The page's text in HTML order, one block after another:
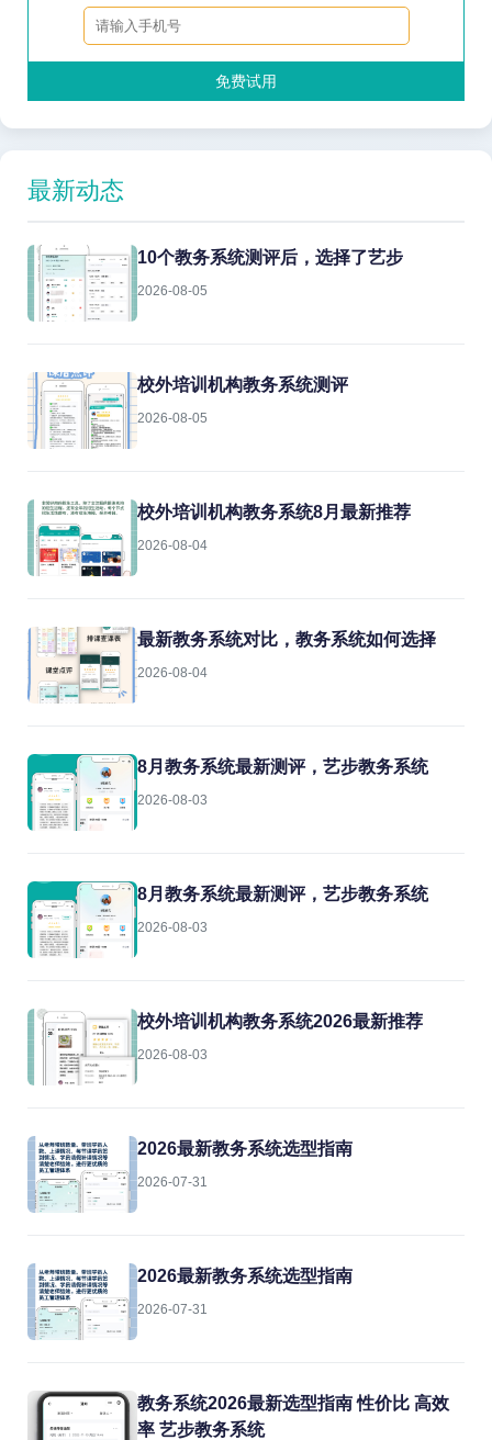
免费试用
最新动态
10个教务系统测评后，选择了艺步
2026-08-05
校外培训机构教务系统测评
2026-08-05
校外培训机构教务系统8月最新推荐
2026-08-04
最新教务系统对比，教务系统如何选择
2026-08-04
8月教务系统最新测评，艺步教务系统
2026-08-03
8月教务系统最新测评，艺步教务系统
2026-08-03
校外培训机构教务系统2026最新推荐
2026-08-03
2026最新教务系统选型指南
2026-07-31
2026最新教务系统选型指南
2026-07-31
教务系统2026最新选型指南 性价比 高效
率 艺步教务系统